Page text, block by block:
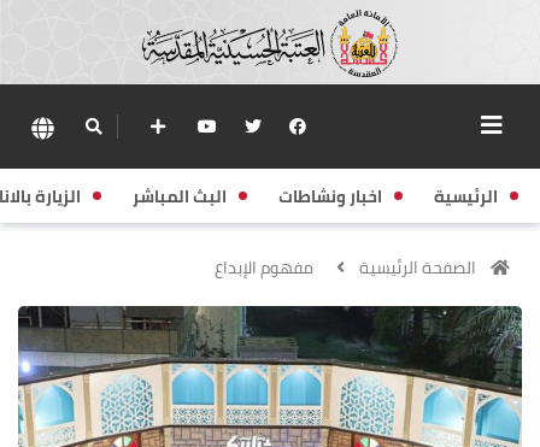
الرئيسية اخبار ونشاطات البث المباشر الزيارة
الصفحة الرئيسية مفهوم الإبداع